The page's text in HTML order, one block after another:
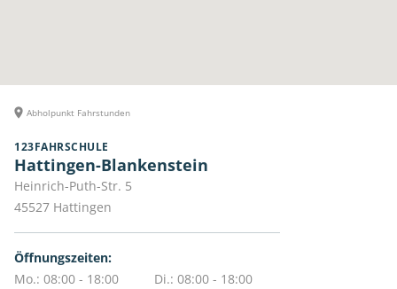
Abholpunkt Fahrstunden
123FAHRSCHULE
Hattingen-Blankenstein
Heinrich-Puth-Str. 5
45527 Hattingen
Öffnungszeiten:
Mo.: 08:00 - 18:00
Di.: 08:00 - 18:00